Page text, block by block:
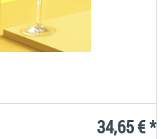
34,65 € *